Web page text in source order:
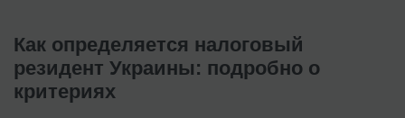
Как определяется налоговый
резидент Украины: подробно о
критериях